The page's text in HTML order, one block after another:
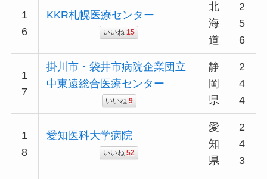
1
6
KKR札幌医療センター
いいね15
北
海
道
2
5
6
1
7
掛川市・袋井市病院企業団立
中東遠総合医療センター
いいね 9
静
岡
県
2
4
4
1
8
愛知医科大学病院
いいね52
愛
知
県
2
4
3